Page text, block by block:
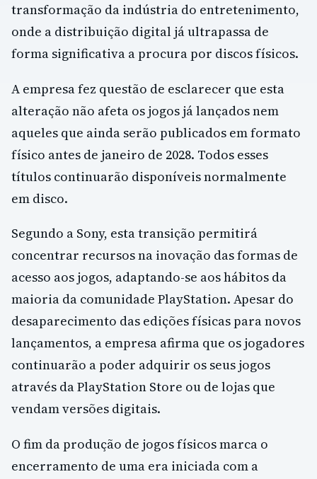
transformação da indústria do entretenimento,
onde a distribuição digital já ultrapassa de
forma significativa a procura por discos físicos.
A empresa fez questão de esclarecer que esta
alteração não afeta os jogos já lançados nem
aqueles que ainda serão publicados em formato
físico antes de janeiro de 2028. Todos esses
títulos continuarão disponíveis normalmente
em disco.
Segundo a Sony, esta transição permitirá
concentrar recursos na inovação das formas de
acesso aos jogos, adaptando-se aos hábitos da
maioria da comunidade PlayStation. Apesar do
desaparecimento das edições físicas para novos
lançamentos, a empresa afirma que os jogadores
continuarão a poder adquirir os seus jogos
através da PlayStation Store ou de lojas que
vendam versões digitais.
O fim da produção de jogos físicos marca o
encerramento de uma era iniciada com a